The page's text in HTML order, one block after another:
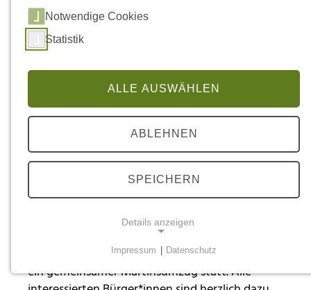
St. Martin kommt
14.10.2025
Die Stiftung Scheuern und die Kita Im
Mühlbachtal feiern gemeinsam St. Martin. Am
10. November findet bereits zum zweiten Mal
ein gemeinsamer Martinsumzug statt. Alle
Notwendige Cookies
Statistik
ALLE AUSWÄHLEN
ABLEHNEN
SPEICHERN
Details anzeigen
Notwendige Cookies ermöglichen grundlegende
Impressum Datenschutz